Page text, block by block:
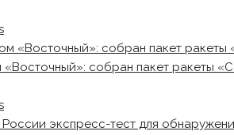
собран пакет ракеты